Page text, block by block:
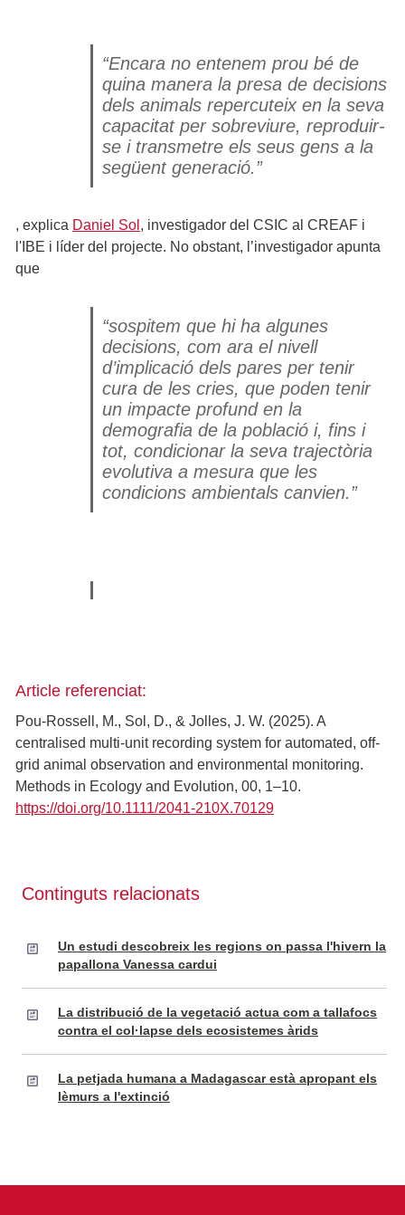
“Encara no entenem prou bé de
quina manera la presa de decisions
dels animals repercuteix en la seva
capacitat per sobreviure, reproduir-
se i transmetre els seus gens a la
següent generació.”
, explica Daniel Sol , investigador del CSIC al CREAF i
l'IBE i líder del projecte. No obstant, l’investigador apunta
que
“sospitem que hi ha algunes
decisions, com ara el nivell
d’implicació dels pares per tenir
cura de les cries, que poden tenir
un impacte profund en la
demografia de la població i, fins i
tot, condicionar la seva trajectòria
evolutiva a mesura que les
condicions ambientals canvien.”
Article referenciat:
Pou-Rossell, M., Sol, D., & Jolles, J. W. (2025). A
centralised multi-unit recording system for automated, off-
grid animal observation and environmental monitoring.
Methods in Ecology and Evolution, 00, 1–10.
https://doi.org/10.1111/2041-210X.70129
Continguts relacionats
Un estudi descobreix les regions on passa l'hivern la
papallona Vanessa cardui
La distribució de la vegetació actua com a tallafocs
contra el col·lapse dels ecosistemes àrids
La petjada humana a Madagascar està apropant els
lèmurs a l'extinció